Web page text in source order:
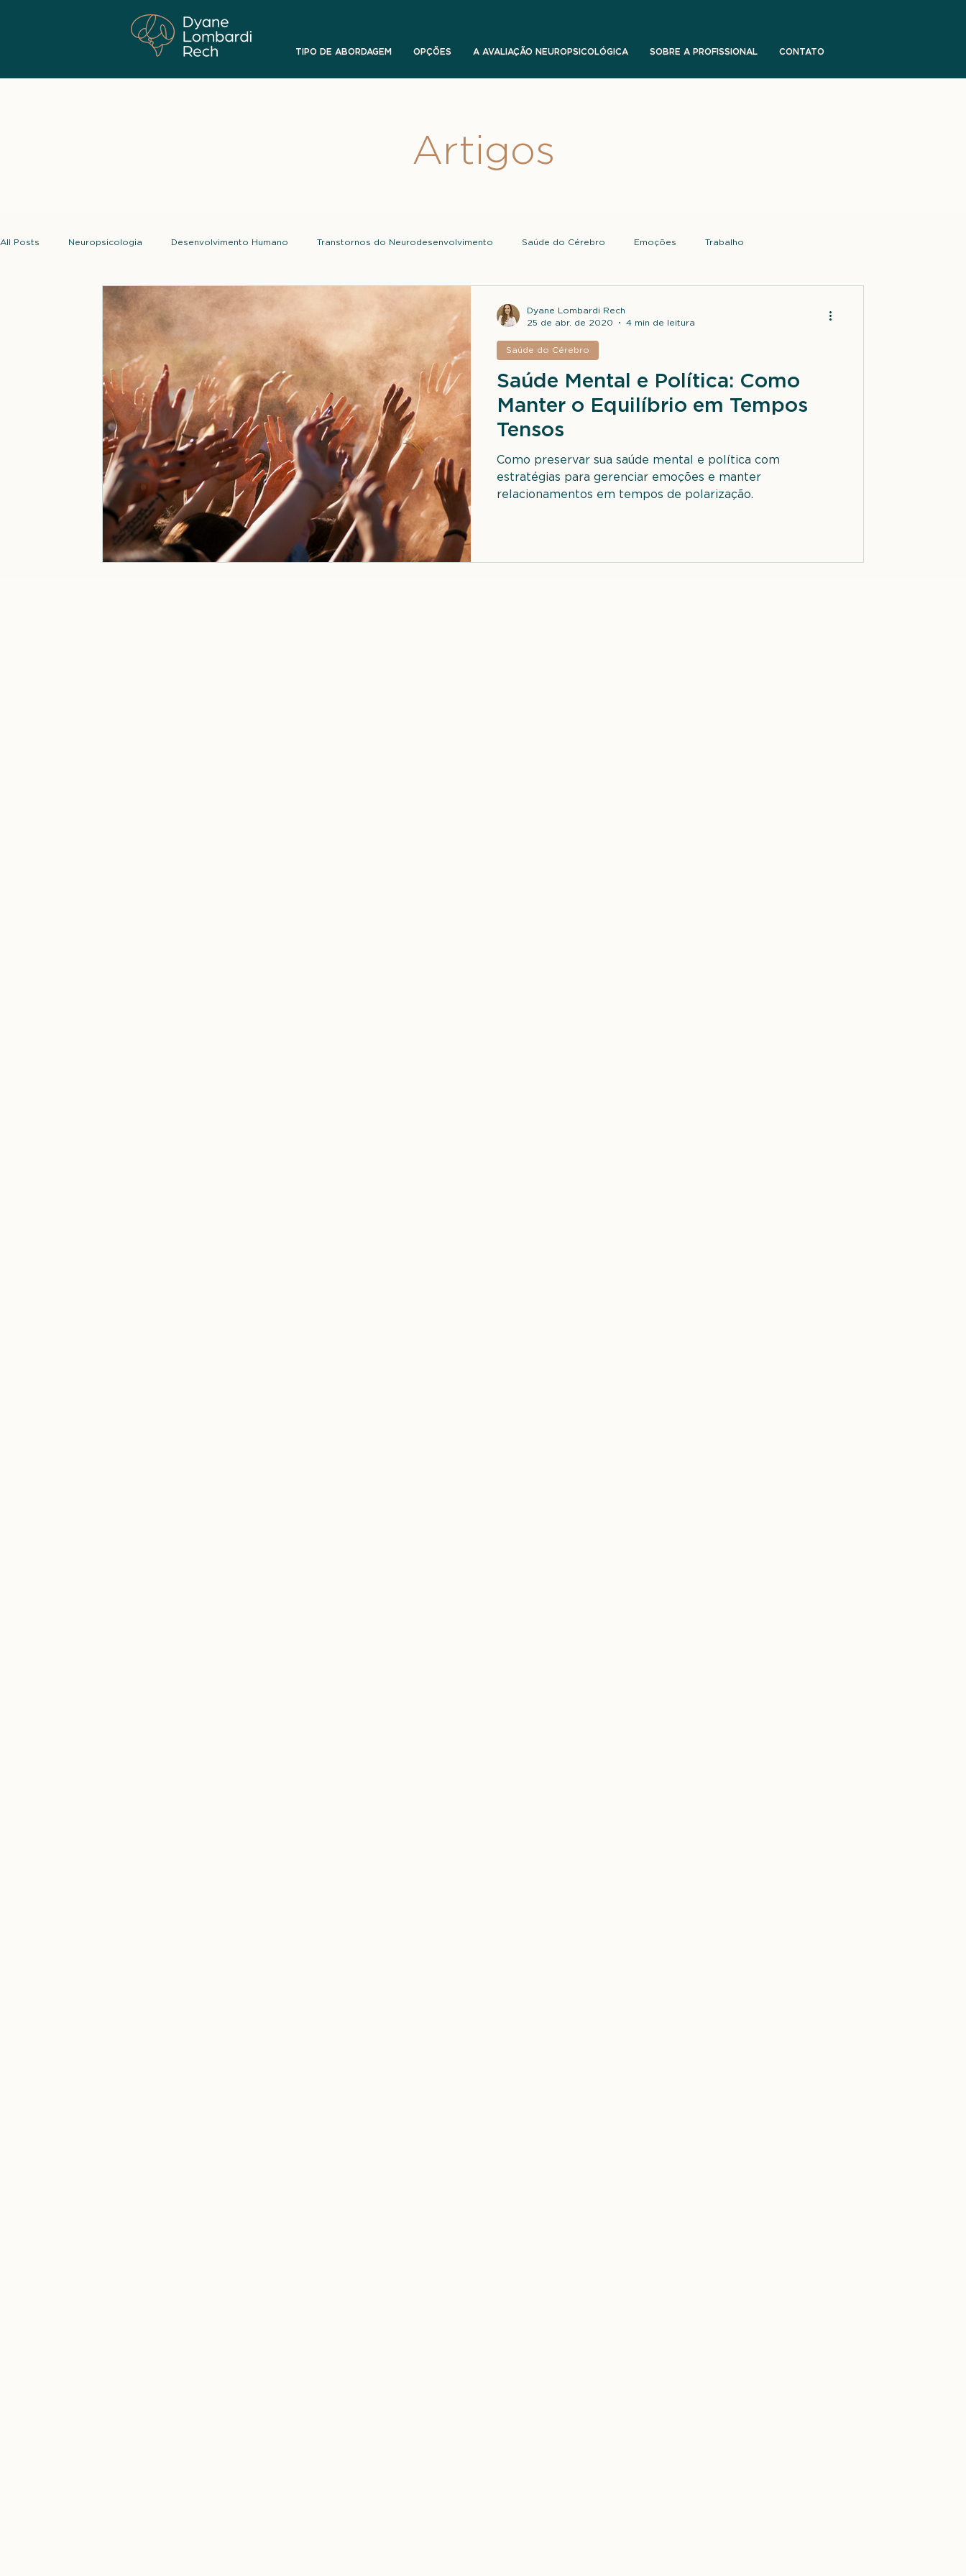
TIPO DE ABORDAGEM OPÇÕES A AVALIAÇÃO NEUROPSICOLÓGICA SOBRE A PROFISSIONAL CONTATO
Artigos
All Posts Neuropsicologia Desenvolvimento Humano Transtornos do Neurodesenvolvimento Saúde do Cérebro Emoções Trabalho
Saúde Mental e Política: Como
Manter o Equilíbrio em Tempos
Tensos
Como preservar sua saúde mental e política com
estratégias para gerenciar emoções e manter
relacionamentos em tempos de polarização.
Saúde do Cérebro
Dyane Lombardi Rech
25 de abr. de 2020
4 min de leitura